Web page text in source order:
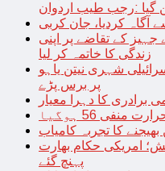
گیا :رجب طیب اردوان
کردیا، جان کربی
نے جہیز کے تقاضے پر اپنی
زندگی کا خاتمہ کر لیا
شہری نیتن یاہو
پر برس پڑے
برادری کا دہرا معیار
منفی 56 ہوگیا
بھیجنے کا تجربہ کامیاب
امریکی حکام بھارت
پہنچ گئے